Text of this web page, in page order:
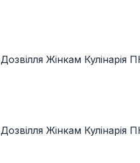
Дозвілля Жінкам Кулінарія
Дозвілля Жінкам Кулінарія